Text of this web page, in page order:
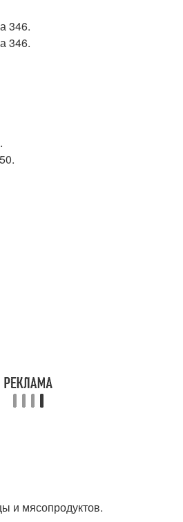
346.
346.
и мясопродуктов.